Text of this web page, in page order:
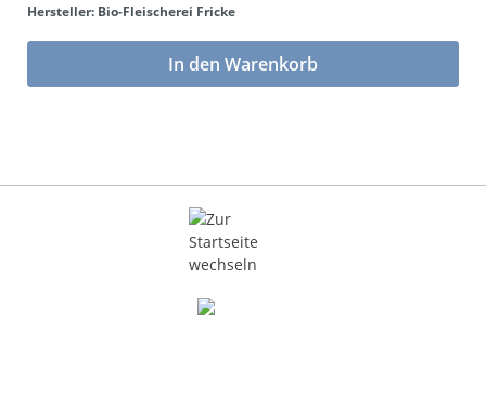
Hersteller: Bio-Fleischerei Fricke
In den Warenkorb